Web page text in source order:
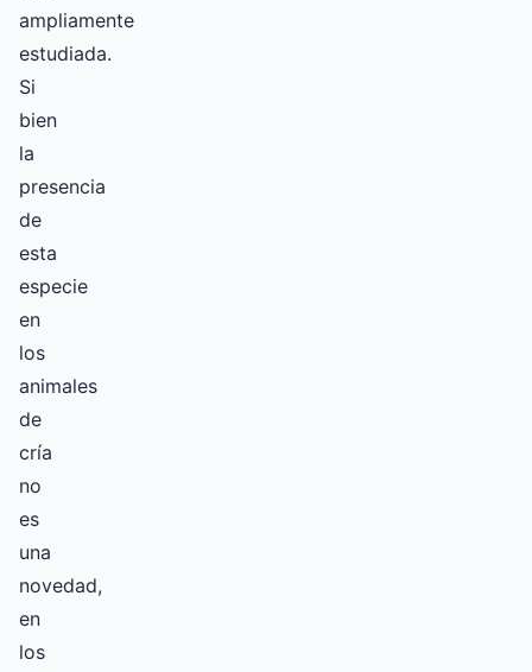
ampliamente
estudiada.
Si
bien
la
presencia
de
esta
especie
en
los
animales
de
cría
no
es
una
novedad,
en
los